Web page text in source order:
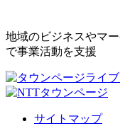
地域のビジネスやマ
で事業活動を支援
サイトマップ